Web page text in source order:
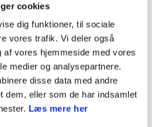
cookies
dig funktioner, til sociale
vores trafik. Vi deler også
af vores hjemmeside med vores
medier og analysepartnere.
disse data med andre
dem, eller som de har indsamlet
Læs mere her
i gang.